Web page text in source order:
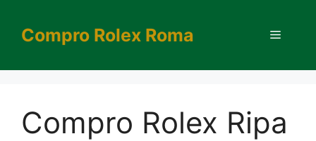
contenuto
Compro Rolex Roma Menu
Compro Rolex Ripa